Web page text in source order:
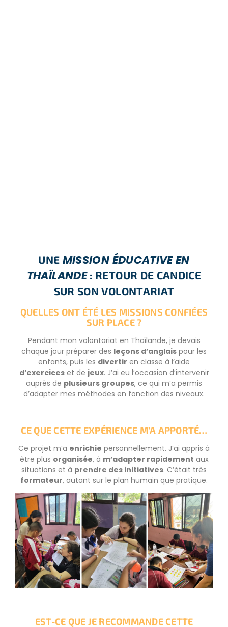
UNE MISSION ÉDUCATIVE EN
THAÏLANDE: RETOUR DE CANDICE
SUR SON VOLONTARIAT
QUELLES ONT ÉTÉ LES MISSIONS CONFIÉES
SUR PLACE ?
Pendant mon volontariat en Thaïlande, je devais
chaque jour préparer des leçons d’anglais pour les
enfants, puis les divertir en classe à l’aide
d’exerciceset de jeux. J’ai eu l’occasion d’intervenir
auprès de plusieurs groupes, ce qui m’a permis
d’adapter mes méthodes en fonction des niveaux.
CE QUE CETTE EXPÉRIENCE M’A APPORTÉ…
Ce projet m’a enrichie personnellement. J’ai appris à
être plus organisée, à m’adapter rapidement aux
situations et à prendre des initiatives. C’était très
formateur, autant sur le plan humain que pratique.
EST-CE QUE JE RECOMMANDE CETTE